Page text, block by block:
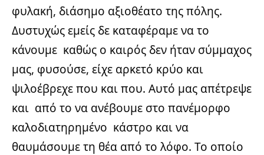
φυλακή, διάσημο αξιοθέατο της πόλης.
Δυστυχώς εμείς δε καταφέραμε να το
κάνουμε καθώς ο καιρός δεν ήταν σύμμαχος
μας, φυσούσε, είχε αρκετό κρύο και
ψιλοέβρεχε που και που. Αυτό μας απέτρεψε
και από το να ανέβουμε στο πανέμορφο
καλοδιατηρημένο κάστρο και να
θαυμάσουμε τη θέα από το λόφο. Το οποίο